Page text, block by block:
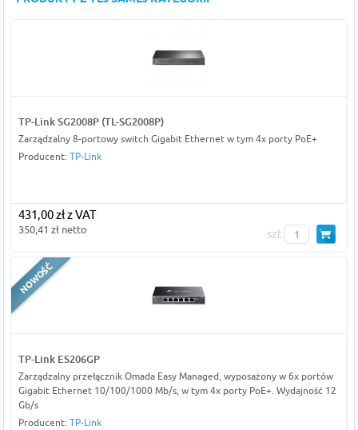
TP-Link SG2008P (TL-SG2008P)
Zarządzalny 8-portowy switch Gigabit Ethernet w tym 4x porty PoE+
Producent: TP-Link
431,00 zł z VAT
350,41 zł netto szt
TP-Link ES206GP
Zarządzalny przełącznik Omada Easy Managed, wyposażony w 6x portów
Gigabit Ethernet 10/100/1000 Mb/s, w tym 4x porty PoE+. Wydajność 12
Gb/s
Producent: TP-Link